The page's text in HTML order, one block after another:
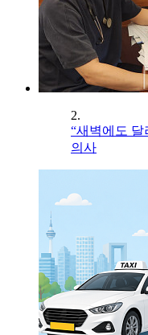
2.
“새벽에도
의사